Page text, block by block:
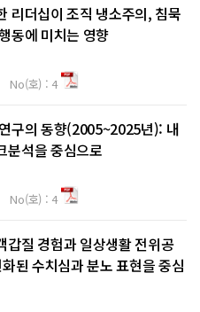
리더십이 조직 냉소주의, 침묵
동에 미치는 영향
No(호) : 4
구의 동향(2005~2025년): 내
분석을 중심으로
No(호) : 4
갑질 경험과 일상생활 전위공
된 수치심과 분노 표현을 중심